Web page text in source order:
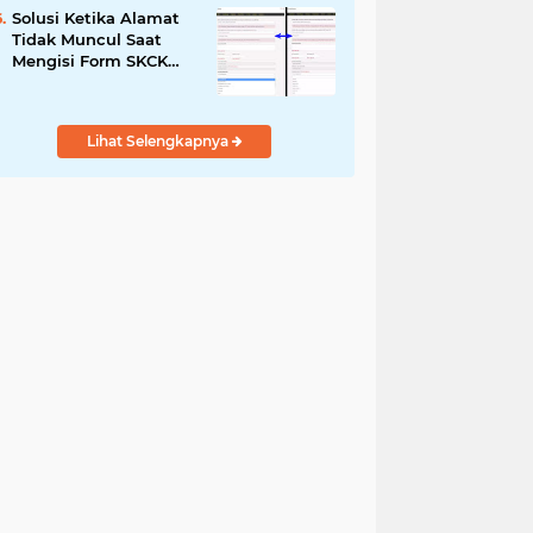
Solusi Ketika Alamat
Tidak Muncul Saat
Mengisi Form SKCK
Lihat Selengkapnya